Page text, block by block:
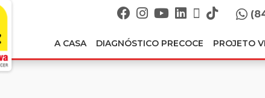
A CASA DIAGNÓSTICO PRECOCE PROJETO